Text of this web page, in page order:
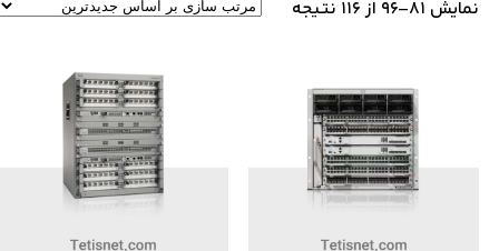
نمایش 81–96 از 116 نتیجه